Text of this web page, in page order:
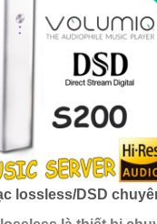
lossless/DSD